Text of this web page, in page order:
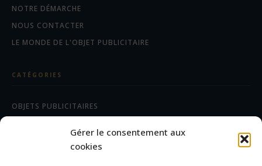
Gérer le consentement aux
cookies
NOTRE DÉMARCHE
NOUS CONTACTER
LE MONDE DE L'OBJET PUBLICITAIRE
CATÉGORIES
OBJETS PUBLICITAIRES